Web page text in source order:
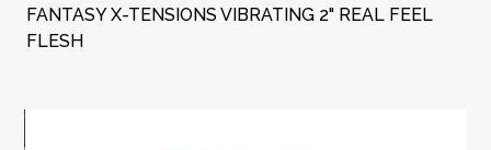
FANTASY X-TENSIONS VIBRATING 2" REAL FEEL
FLESH